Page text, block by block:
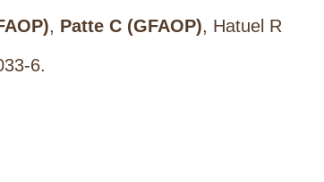
, Patte C (GFAOP), Hatuel R
6.